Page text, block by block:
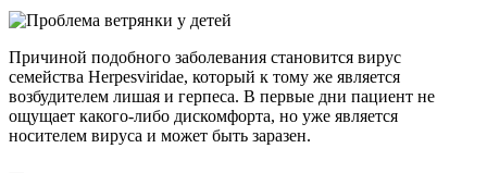
Причиной подобного заболевания становится вирус
семейства Herpesviridae, который к тому же является
возбудителем лишая и герпеса. В первые дни пациент не
ощущает какого-либо дискомфорта, но уже является
носителем вируса и может быть заразен.